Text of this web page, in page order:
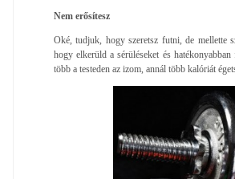
Nem erősítesz
Oké, tudjuk, hogy szeretsz futni, de mellette
hogy elkerüld a sérüléseket és
több a testeden az izom, annál több kalóriát